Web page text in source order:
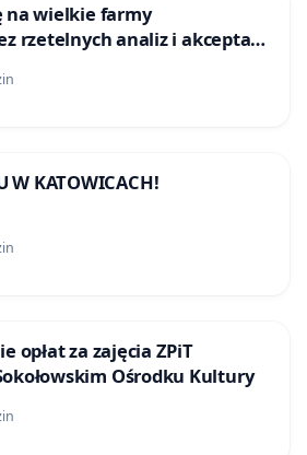
na wielkie farmy
rzetelnych analiz i akceptacji
W KATOWICACH!
opłat za zajęcia ZPiT
Ośrodku Kultury